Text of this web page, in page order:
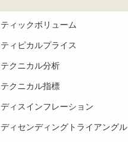
ティックボリューム
ティピカルプライス
テクニカル分析
テクニカル指標
ディスインフレーション
ディセンディングトライアングル